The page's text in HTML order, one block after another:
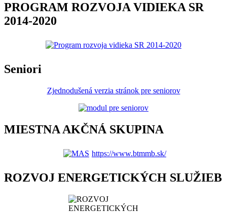
PROGRAM ROZVOJA VIDIEKA SR
2014-2020
Seniori
Zjednodušená verzia stránok pre seniorov
MIESTNA AKČNÁ SKUPINA
https://www.btmmb.sk/
ROZVOJ ENERGETICKÝCH SLUŽIEB